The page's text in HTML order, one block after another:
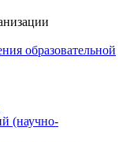
образовательной
(научно-